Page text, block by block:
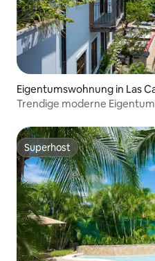
Eigentumswohnung in Las
Trendige moderne
Superhost
Superhost